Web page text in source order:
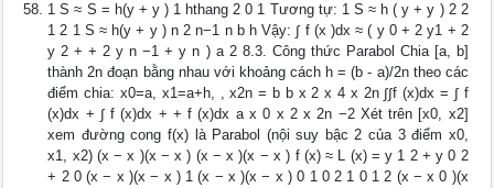
1 S ≈ S = h(y + y ) 1 hthang 2 0 1 Tương tự: 1 S ≈ h ( y + y ) 2 2
1 2 1 S ≈ h(y + y ) n 2 n−1 n b h Vậy: ∫ f (x )dx ≈ ( y 0 + 2 y1 + 2
y 2 + + 2 y n −1 + y n ) a 2 8.3. Công thức Parabol Chia [a, b]
thành 2n đoạn bằng nhau với khoảng cách h = (b - a)/2n theo các
điểm chia: x0=a, x1=a+h, , x2n = b b x 2 x 4 x 2n ∫∫f (x)dx = ∫ f
(x)dx + ∫ f (x)dx + + f (x)dx a x 0 x 2 x 2n −2 Xét trên [x0, x2]
xem đường cong f(x) là Parabol (nội suy bậc 2 của 3 điểm x0,
x1, x2) (x − x )(x − x ) (x − x )(x − x ) f (x) ≈ L (x) = y 1 2 + y 0 2
+ 2 0 (x − x )(x − x ) 1 (x − x )(x − x ) 0 1 0 2 1 0 1 2 (x − x 0 )(x